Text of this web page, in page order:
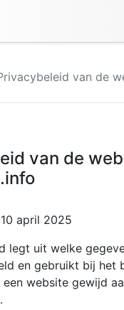
van de
van de
10 april 2025
legt uit welke
en gebruikt bij het
een website gewijd